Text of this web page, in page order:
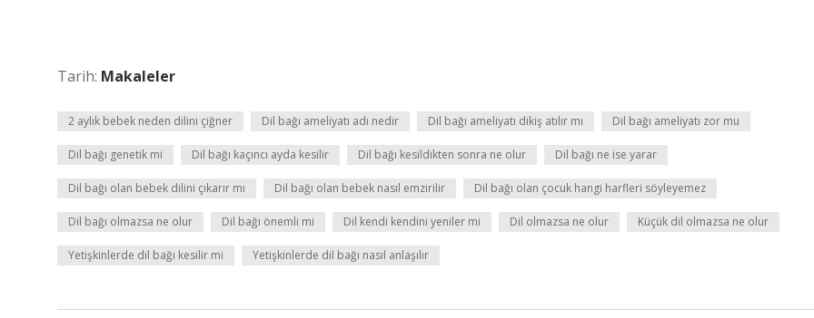
Tarih: Makaleler
2 aylık bebek neden dilini çiğner Dil bağı ameliyatı adı nedir Dil bağı ameliyatı dikiş atılır mı Dil bağı ameliyatı zor mu
Dil bağı genetik mi Dil bağı kaçıncı ayda kesilir Dil bağı kesildikten sonra ne olur Dil bağı ne ise yarar
Dil bağı olan bebek dilini çıkarır mı Dil bağı olan bebek nasıl emzirilir Dil bağı olan çocuk hangi harfleri söyleyemez
Dil bağı olmazsa ne olur Dil bağı önemli mi Dil kendi kendini yeniler mi Dil olmazsa ne olur Küçük dil olmazsa ne olur
Yetişkinlerde dil bağı kesilir mi Yetişkinlerde dil bağı nasıl anlaşılır